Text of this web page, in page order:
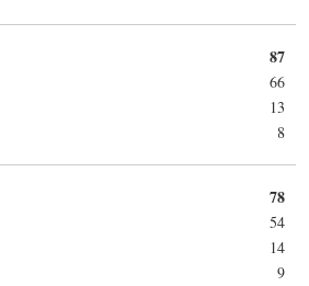
87
66
13
8
78
54
14
9